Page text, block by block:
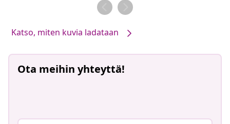
Katso, miten kuvia ladataan
Ota meihin yhteyttä!